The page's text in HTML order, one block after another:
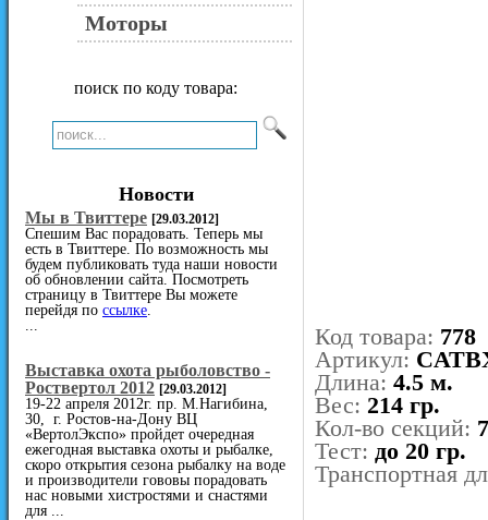
Моторы
поиск по коду товара:
Новости
Мы в Твиттере [29.03.2012]
Спешим Вас порадовать. Теперь мы
есть в Твиттере. По возможность мы
будем публиковать туда наши новости
об обновлении сайта. Посмотреть
страницу в Твиттере Вы можете
перейдя по ссылке
Выставка охота рыболовство -
Роствертол 2012 [29.03.2012]
19-22 апреля 2012г. пр. М.Нагибина,
30, г. Ростов-на-Дону ВЦ
«ВертолЭкспо» пройдет очередная
ежегодная выставка охоты и рыбалке,
скоро открытия сезона рыбалку на воде
и производители гововы порадовать
нас новыми хистростями и снастями
для ...
Код товара: 778
Артикул:
Длина: 4.5 м.
Вес: 214 гр.
Кол-во секций: 7
Тест: до 20 гр.
Транспортная